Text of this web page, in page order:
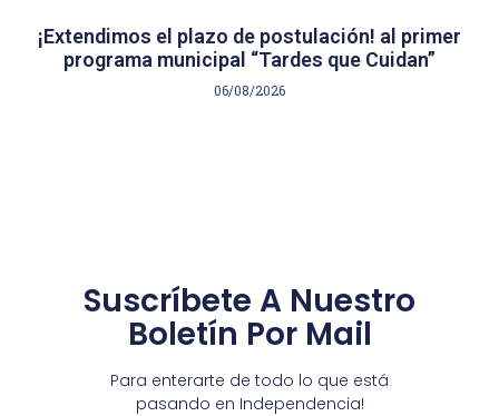
¡Extendimos el plazo de postulación! al primer
programa municipal “Tardes que Cuidan”
06/08/2026
Suscríbete A Nuestro
Boletín Por Mail
Para enterarte de todo lo que está
pasando en Independencia!